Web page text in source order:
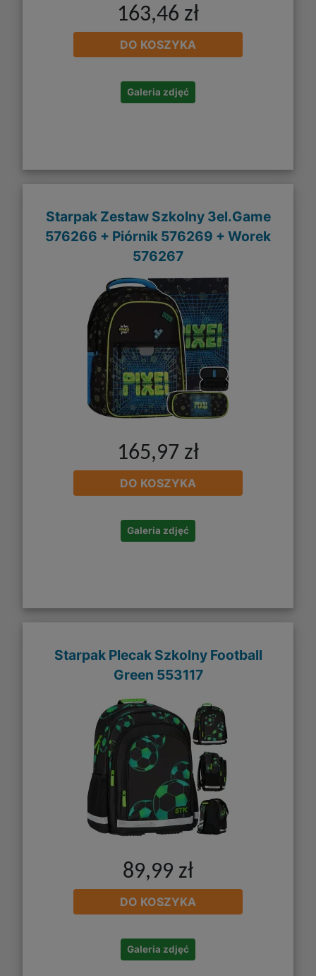
163,46 zł
DO KOSZYKA
Galeria zdjęć
Starpak Zestaw Szkolny 3el.Game
576266 + Piórnik 576269 + Worek
576267
165,97 zł
DO KOSZYKA
Galeria zdjęć
Starpak Plecak Szkolny Football
Green 553117
89,99 zł
DO KOSZYKA
Galeria zdjęć